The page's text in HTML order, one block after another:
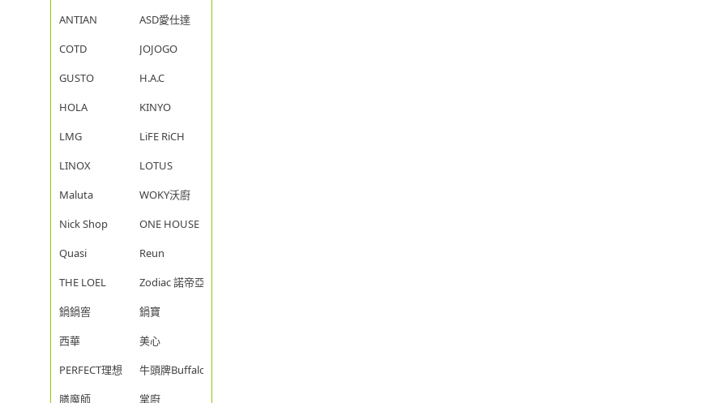
ANTIAN
ASD愛仕達
COTD
JOJOGO
GUSTO
H.A.C
HOLA
KINYO
LMG
LiFE RiCH
LINOX
LOTUS
Maluta
WOKY沃廚
Nick Shop
ONE HOUSE
Quasi
Reun
THE LOEL
Zodiac 諾帝亞
鍋鍋窖
鍋寶
西華
美心
PERFECT理想
牛頭牌Buffalo
膳魔師
掌廚